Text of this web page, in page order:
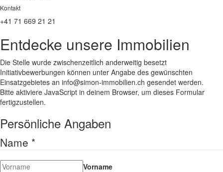
Kontakt
+41 71 669 21 21
Entdecke unsere Immobilien
Die Stelle wurde zwischenzeitlich anderweitig besetzt
Initiativbewerbungen können unter Angabe des gewünschten
Einsatzgebietes an info@simon-immobilien.ch gesendet werden.
Bitte aktiviere JavaScript in deinem Browser, um dieses Formular
fertigzustellen.
Persönliche Angaben
Name *
Vorname